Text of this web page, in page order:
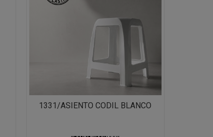
1331/ASIENTO CODIL BLANCO